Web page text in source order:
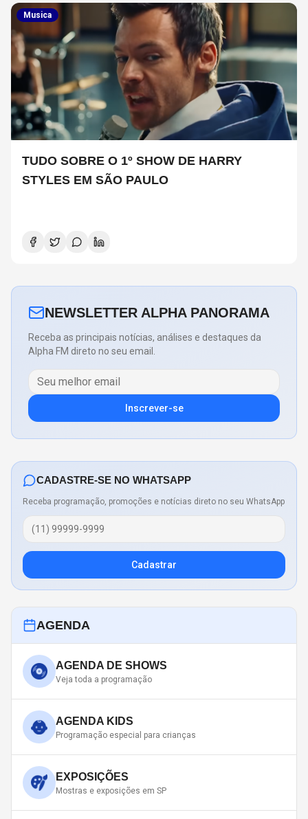
Musica
TUDO SOBRE O 1º SHOW DE HARRY
STYLES EM SÃO PAULO
NEWSLETTER ALPHA PANORAMA
Receba as principais notícias, análises e destaques da
Alpha FM direto no seu email.
Inscrever-se
CADASTRE-SE NO WHATSAPP
Receba programação, promoções e notícias direto no seu WhatsApp
Cadastrar
AGENDA
AGENDA DE SHOWS
Veja toda a programação
AGENDA KIDS
Programação especial para crianças
EXPOSIÇÕES
Mostras e exposições em SP